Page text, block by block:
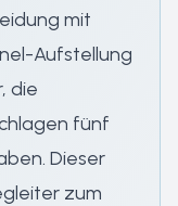
mit
Aufstellung
die
fünf
Dieser
zum